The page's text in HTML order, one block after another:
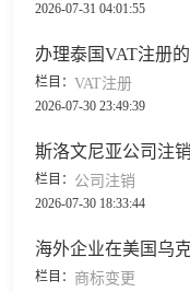
2026-07-31 04:01:55
办理泰国VAT注册
栏目： VAT注册
2026-07-30 23:49:39
斯洛文尼亚公司注
栏目： 公司注销
2026-07-30 18:33:44
海外企业在美国乌
栏目： 商标变更